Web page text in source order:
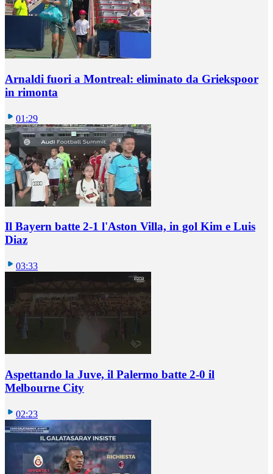
Arnaldi fuori a Montreal: eliminato da Griekspoor
in rimonta
01:29
Il Bayern batte 2-1 l'Aston Villa, in gol Kim e Luis
Diaz
03:33
Aspettando la Juve, il Palermo batte 2-0 il
Melbourne City
02:23